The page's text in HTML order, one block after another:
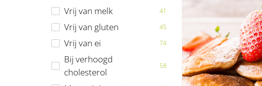
Vrij van melk 41
Vrij van gluten 45
Vrij van ei 74
Bij verhoogd
cholesterol
58